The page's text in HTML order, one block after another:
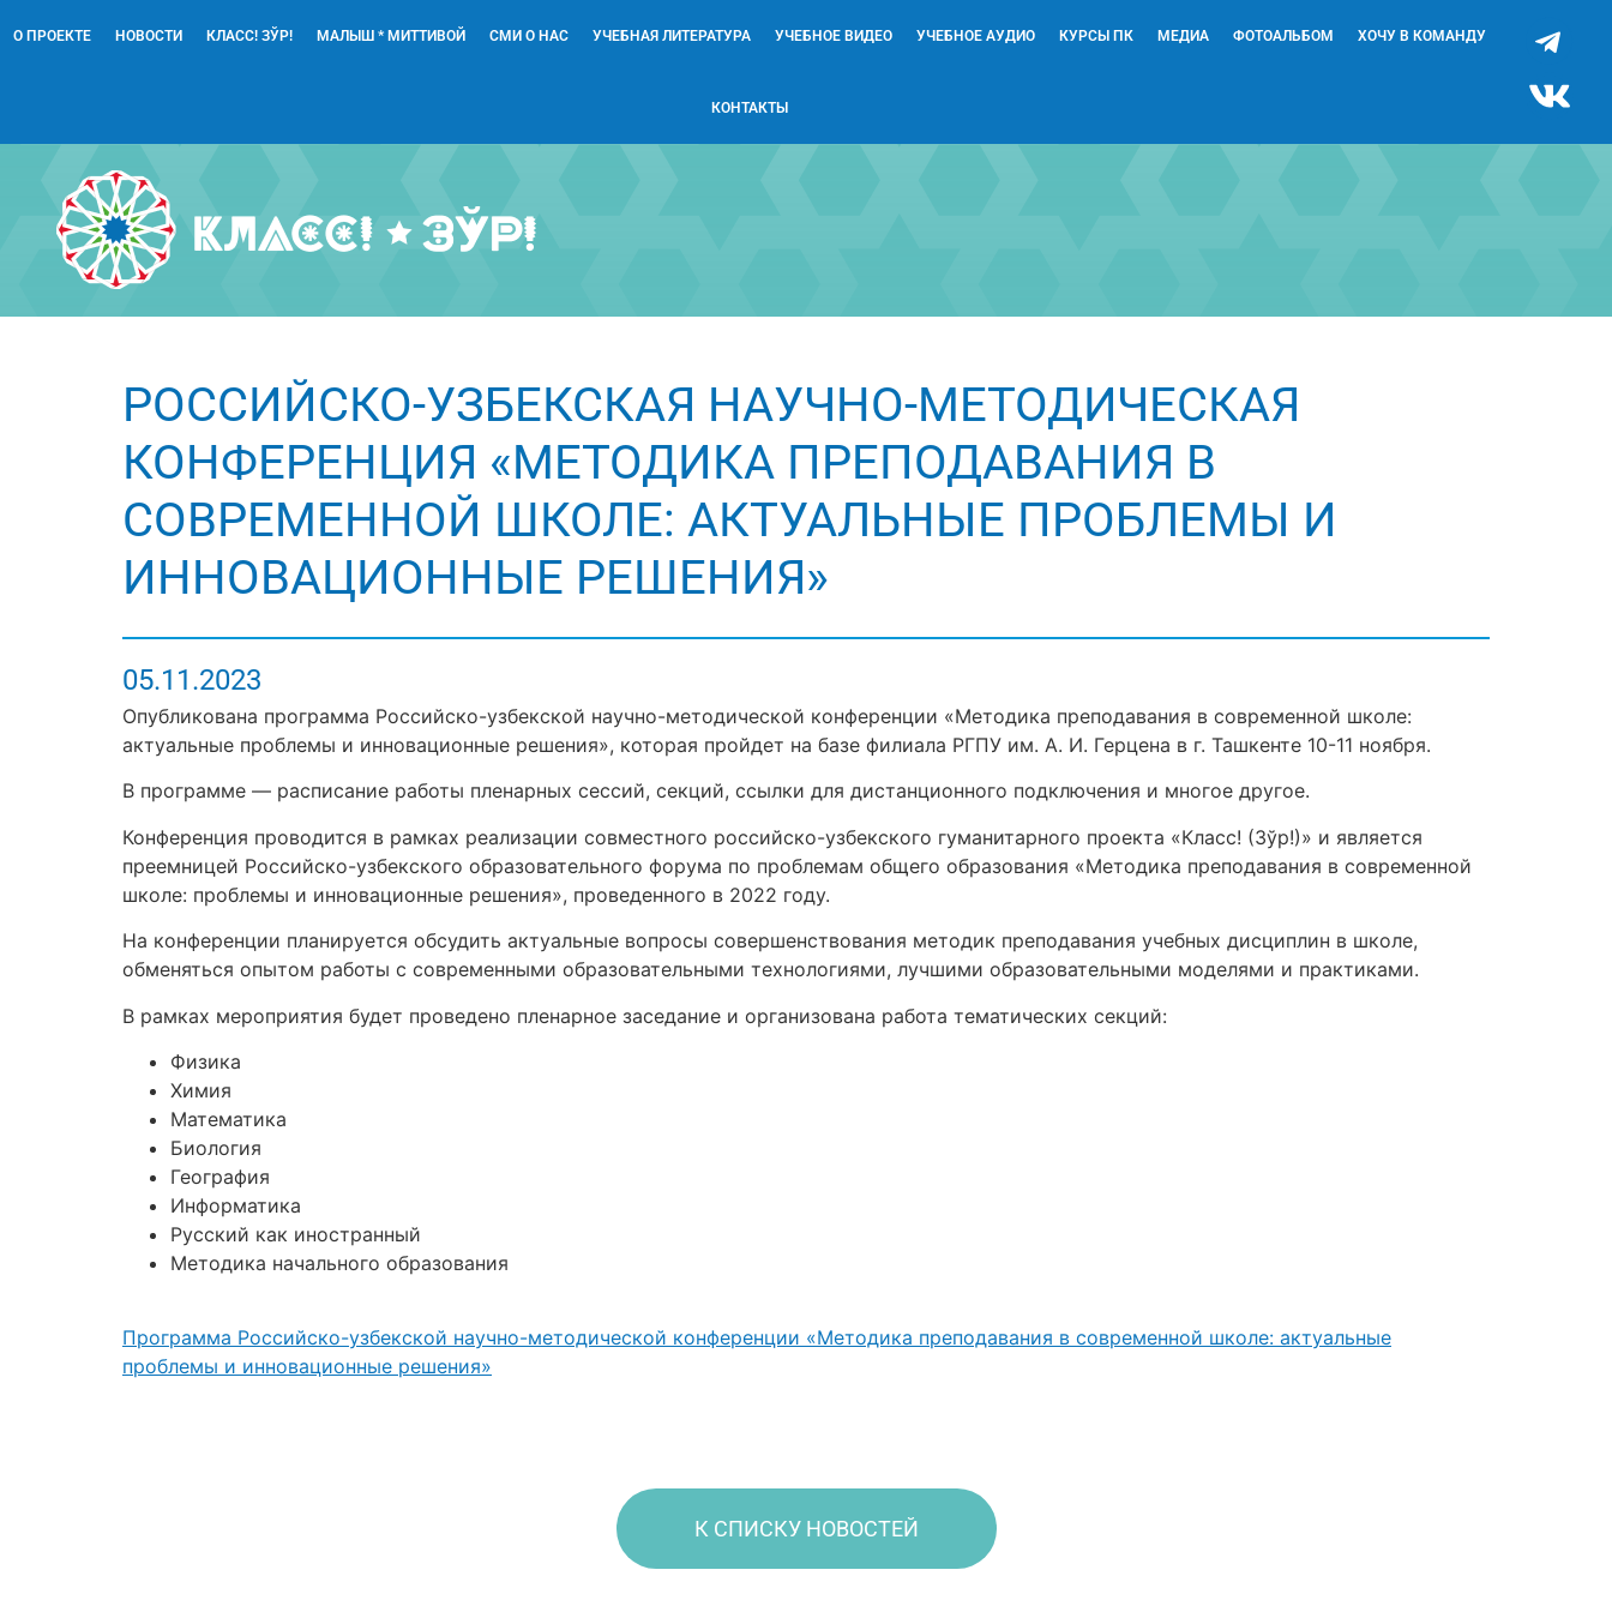
О ПРОЕКТЕ НОВОСТИ КЛАСС! ЗЎР! МАЛЫШ * МИТТИВОЙ СМИ О НАС УЧЕБНАЯ ЛИТЕРАТУРА УЧЕБНОЕ ВИДЕО УЧЕБНОЕ АУДИО КУРСЫ ПК МЕДИА ФОТОАЛЬБОМ ХОЧУ В КОМАНДУ
КОНТАКТЫ
РОССИЙСКО-УЗБЕКСКАЯ НАУЧНО-МЕТОДИЧЕСКАЯ
КОНФЕРЕНЦИЯ «МЕТОДИКА ПРЕПОДАВАНИЯ В
СОВРЕМЕННОЙ ШКОЛЕ: АКТУАЛЬНЫЕ ПРОБЛЕМЫ И
ИННОВАЦИОННЫЕ РЕШЕНИЯ»
05.11.2023
Опубликована программа Российско-узбекской научно-методической конференции «Методика преподавания в современной школе:
актуальные проблемы и инновационные решения», которая пройдет на базе филиала РГПУ им. А. И. Герцена в г. Ташкенте 10-11 ноября.
В программе — расписание работы пленарных сессий, секций, ссылки для дистанционного подключения и многое другое.
Конференция проводится в рамках реализации совместного российско-узбекского гуманитарного проекта «Класс! (Зўр!)» и является
преемницей Российско-узбекского образовательного форума по проблемам общего образования «Методика преподавания в современной
школе: проблемы и инновационные решения», проведенного в 2022 году.
На конференции планируется обсудить актуальные вопросы совершенствования методик преподавания учебных дисциплин в школе,
обменяться опытом работы с современными образовательными технологиями, лучшими образовательными моделями и практиками.
В рамках мероприятия будет проведено пленарное заседание и организована работа тематических секций:
Физика
Химия
Математика
Биология
География
Информатика
Русский как иностранный
Методика начального образования
Программа Российско-узбекской научно-методической конференции «Методика преподавания в современной школе: актуальные
проблемы и инновационные решения»
К СПИСКУ НОВОСТЕЙ